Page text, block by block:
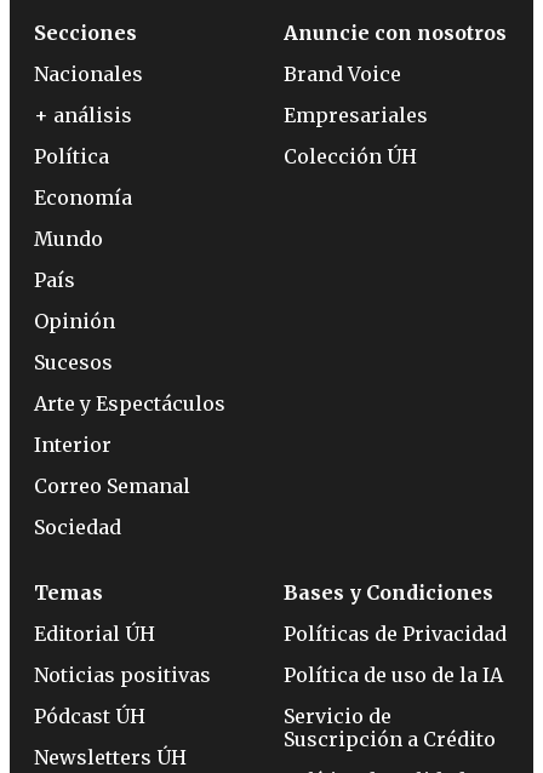
Secciones
Nacionales
+ análisis
Política
Economía
Mundo
País
Opinión
Sucesos
Arte y Espectáculos
Interior
Correo Semanal
Sociedad
Anuncie con nosotros
Brand Voice
Empresariales
Colección ÚH
Temas
Editorial ÚH
Noticias positivas
Pódcast ÚH
Newsletters ÚH
Bases y Condiciones
Políticas de Privacidad
Política de uso de la IA
Servicio de
Suscripción a Crédito